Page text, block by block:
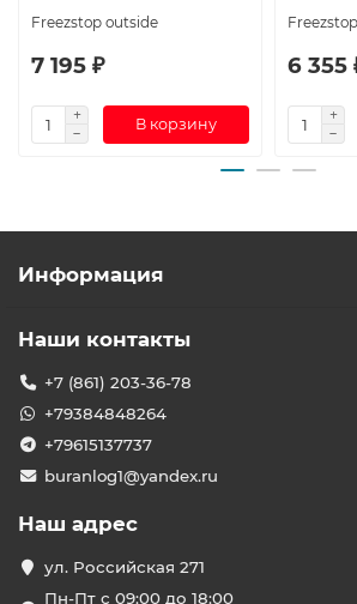
Freezstop outside
7 195 ₽
В корзину
6 355
Информация
Наши контакты
+7 (861) 203-36-78
+79384848264
+79615137737
buranlog1@yandex.ru
Наш адрес
ул. Российская 271
Пн-Пт с 09:00 до 18:00